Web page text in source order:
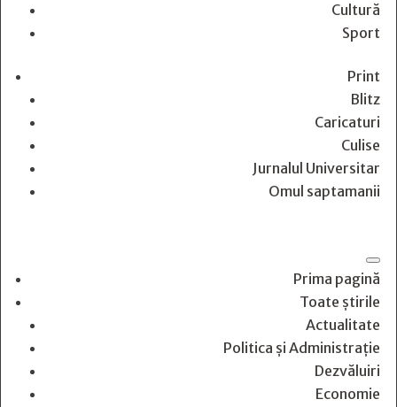
Cultură
Sport
Print
Blitz
Caricaturi
Culise
Jurnalul Universitar
Omul saptamanii
Prima pagină
Toate știrile
Actualitate
Politica și Administrație
Dezvăluiri
Economie